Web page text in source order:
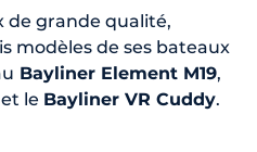
de grande qualité,
modèles de ses bateaux
Bayliner Element M19,
et le Bayliner VR Cuddy.